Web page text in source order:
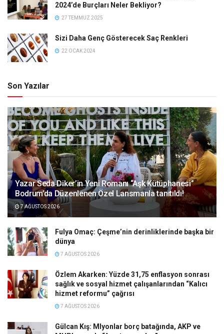
2024’de Burçları Neler Bekliyor?
27 TEMMUZ 2025
Sizi Daha Genç Gösterecek Saç Renkleri
22 OCAK 2024
Son Yazılar
Yazar Seda Diker’in Yeni Romanı “Aşk Kütüphanesi”
Bodrum’da Düzenlenen Özel Lansmanla tanıtıldı!
7 AĞUSTOS 2026
Fulya Omaç: Çeşme’nin derinliklerinde başka bir
dünya
7 AĞUSTOS 2026
Özlem Akarken: Yüzde 31,75 enflasyon sonrası
sağlık ve sosyal hizmet çalışanlarından “Kalıcı
hizmet reformu” çağrısı
7 AĞUSTOS 2026
Gülcan Kış: Mlyonlar borç batağında, AKP ve